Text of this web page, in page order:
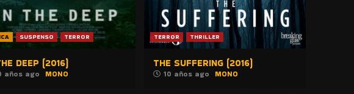
SUSPENSO TERROR
DEEP (2016)
años ago MONO
TERROR THRILLER
THE SUFFERING (2016)
10 años ago MONO